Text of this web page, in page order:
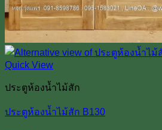
Quick View
ประตูห้องน้ำไม้สัก
ประตูห้องน้ำไม้สัก B130